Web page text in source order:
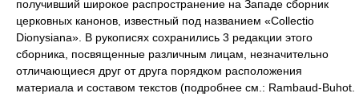
получивший широкое распространение на Западе сборник
церковных канонов, известный под названием «Collectio
Dionysiana». В рукописях сохранились 3 редакции этого
сборника, посвященные различным лицам, незначительно
отличающиеся друг от друга порядком расположения
материала и составом текстов (подробнее см.: Rambaud-Buhot.